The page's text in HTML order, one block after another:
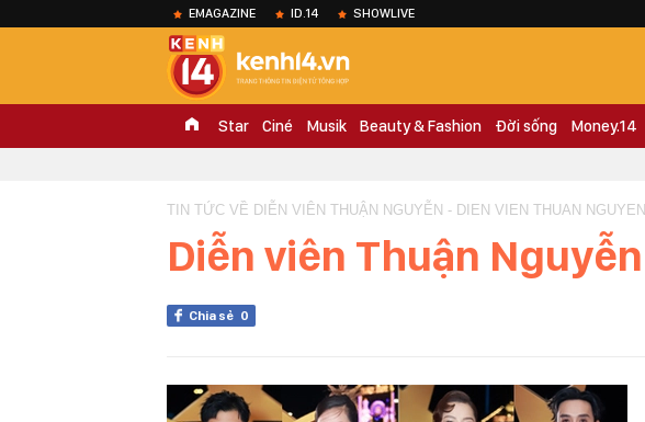
EMAGAZINE ID.14 SHOWLIVE
Star Ciné Musik Beauty & Fashion Đời sống Money.14
TIN TỨC VỀ DIỄN VIÊN THUẬN NGUYỄN - DIEN VIEN THUAN NGUYEN
Diễn viên Thuận Nguyễn
Chia sẻ 0